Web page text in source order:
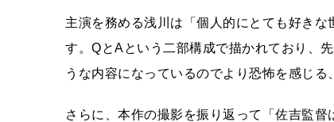
主演を務める浅川は「個人的にとても好き
す。QとAという二部構成で描かれており、
うな内容になっているのでより恐怖を感じ
さらに、本作の撮影を振り返って「佐吉監